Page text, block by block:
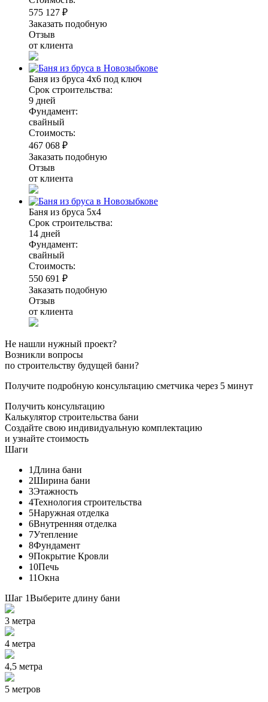
575 127 ₽
Заказать подобную
Отзыв
от клиента
Баня из бруса 4х6 под ключ
Срок строительства:
9 дней
Фундамент:
свайный
Стоимость:
467 068 ₽
Заказать подобную
Отзыв
от клиента
Баня из бруса 5х4
Срок строительства:
14 дней
Фундамент:
свайный
Стоимость:
550 691 ₽
Заказать подобную
Отзыв
от клиента
Не нашли нужный проект?
Возникли вопросы
по строительству будущей бани?
Получите подробную консультацию сметчика через 5 минут
Получить консультацию
Калькулятор строительства бани
Создайте свою индивидуальную комплектацию
и узнайте стоимость
Шаги
1 Длина бани
2Ширина бани
3Этажность
4Технология строительства
5Наружная отделка
6Внутренняя отделка
7Утепление
8Фундамент
9Покрытие Кровли
10Печь
11Окна
Шаг 1Выберите длину бани
3 метра
4 метра
4,5 метра
5 метров